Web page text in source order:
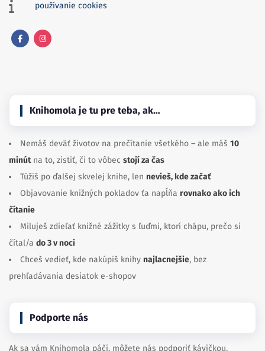
používanie cookies
Knihomola je tu pre teba, ak…
Nemáš deväť životov na prečítanie všetkého – ale máš 10
minútna to, zistiť, či to vôbec stojí za čas
Túžiš po ďalšej skvelej knihe, len nevieš, kde začať
Objavovanie knižných pokladov ťa napĺňa rovnako ako ich
čítanie
Miluješ zdieľať knižné zážitky s ľuďmi, ktorí chápu, prečo si
čítal/a do 3 v noci
Chceš vedieť, kde nakúpiš knihy najlacnejšie, bez
prehľadávania desiatok e-shopov
Podporte nás
Ak sa vám Knihomola páči, môžete nás podporiť kávičkou.